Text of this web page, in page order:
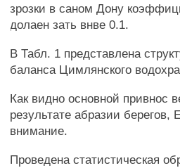
зрозки в саном Дону
долаен зать внве 0.1.
В Табл. 1 представлена
баланса Цимлянского
Как видно основной привнос
результате абразии
внимание.
Проведена статистическая